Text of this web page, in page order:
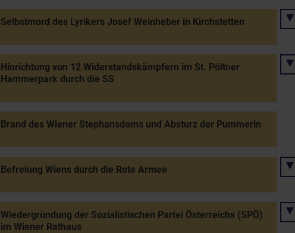
Selbstmord des Lyrikers Josef Weinheber in Kirchstetten
Hinrichtung von 12 Widerstandskämpfern im St. Pöltner
Hammerpark durch die SS
Brand des Wiener Stephansdoms und Absturz der Pummerin
Befreiung Wiens durch die Rote Armee
Wiedergründung der Sozialistischen Partei Österreichs (SPÖ)
im Wiener Rathaus